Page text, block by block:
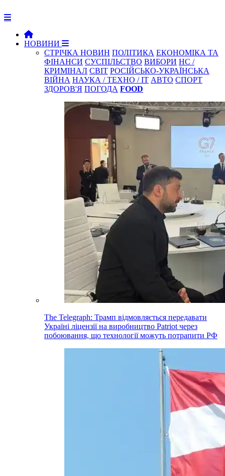
НОВИНИ
СТРІЧКА НОВИН ПОЛІТИКА ЕКОНОМІКА ТА
ФІНАНСИ СУСПІЛЬСТВО ВИБОРИ НС /
КРИМІНАЛ СВІТ РОСІЙСЬКО-УКРАЇНСЬКА
ВІЙНА НАУКА / ТЕХНО / IT АВТО СПОРТ
ЗДОРОВ'Я ПОГОДА FOOD
The Telegraph: Трамп відмовляється передавати
Україні ліцензії на виробництво Patriot через
побоювання, що технології можуть потрапити РФ